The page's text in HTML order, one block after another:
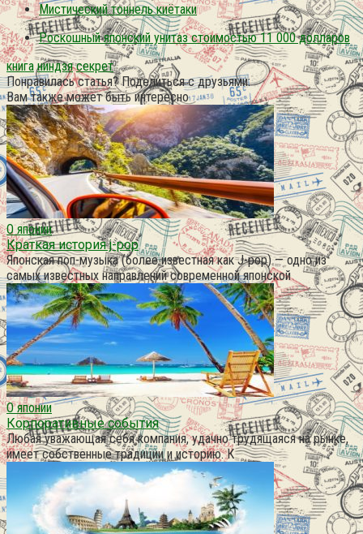
Мистический тоннель киётаки
Роскошный японский унитаз стоимостью 11 000 долларов
книга ниндзя секрет
Понравилась статья? Поделиться с друзьями:
Вам также может быть интересно
О японии
Краткая история j-pop
Японская поп-музыка (более известная как J-pop) — одно из
самых известных направлений современной японской
О японии
Корпоративные события
Любая уважающая себя компания, удачно трудящаяся на рынке,
имеет собственные традиции и историю. К